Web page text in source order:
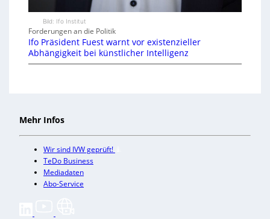
Bild: Ifo Institut
Forderungen an die Politik
Ifo Präsident Fuest warnt vor existenzieller
Abhängigkeit bei künstlicher Intelligenz
Mehr Infos
Wir sind IVW geprüft!
TeDo Business
Mediadaten
Abo-Service